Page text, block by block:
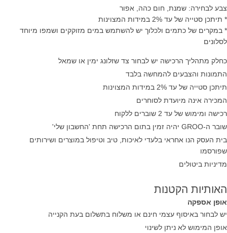
צבע לבחירה: שמנת, חום כהה, אפור
* תיתכן סטייה של עד 2% במידות המצוינות
* במקרים של כתמים ולכלוך יש להשתמש במים מזוקקים ושמפו מיוחד
לסלונים​
כחלק מתהליך הרכישה יש לבחור צד שזלונג ימין או שמאל
התמונות והצבעים להמחשה בלבד
תיתכן סטייה של עד 2% במידות המצוינות
המכירה אינה מיועדת לסוחרים
רכישה ומימוש של עד 2 שוברים ללקוח
שובר ה-GROO יהיה זמין בתום הרכישה תחת 'החשבון שלי'
בית העסק הנו אחראי בלעדי לאיכות, טיב וטיפול במוצרים ושירותים
שפורסמו
מדיניות ביטולים
האותיות הקטנות
אופן אספקה
יש לבחור באיסוף עצמי חינם או משלוח בתשלום בעת הקנייה
אופן המימוש לא ניתן לשינוי